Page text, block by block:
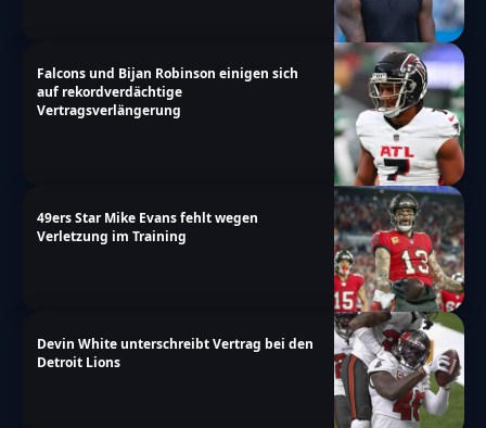
Falcons und Bijan Robinson einigen sich
auf rekordverdächtige
Vertragsverlängerung
49ers Star Mike Evans fehlt wegen
Verletzung im Training
Devin White unterschreibt Vertrag bei den
Detroit Lions